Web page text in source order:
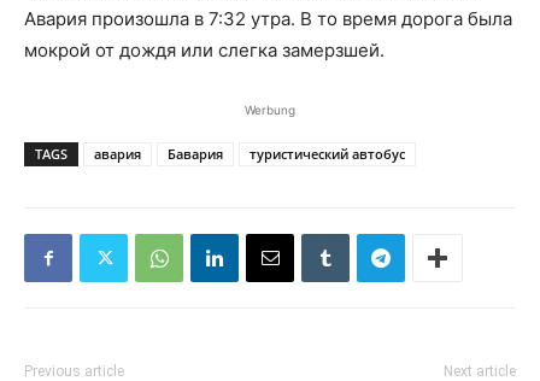
Авария произошла в 7:32 утра. В то время дорога была
мокрой от дождя или слегка замерзшей.
Werbung
TAGS авария Бавария туристический автобус
Previous article Next article